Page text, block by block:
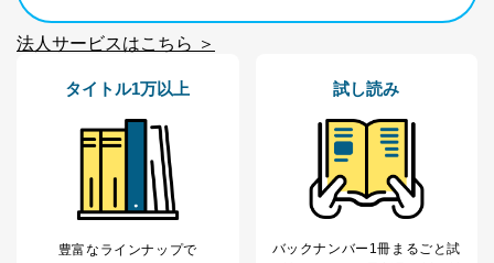
法人サービスはこちら ＞
タイトル1万以上
豊富なラインナップで
試し読み
バックナンバー1冊まるごと試